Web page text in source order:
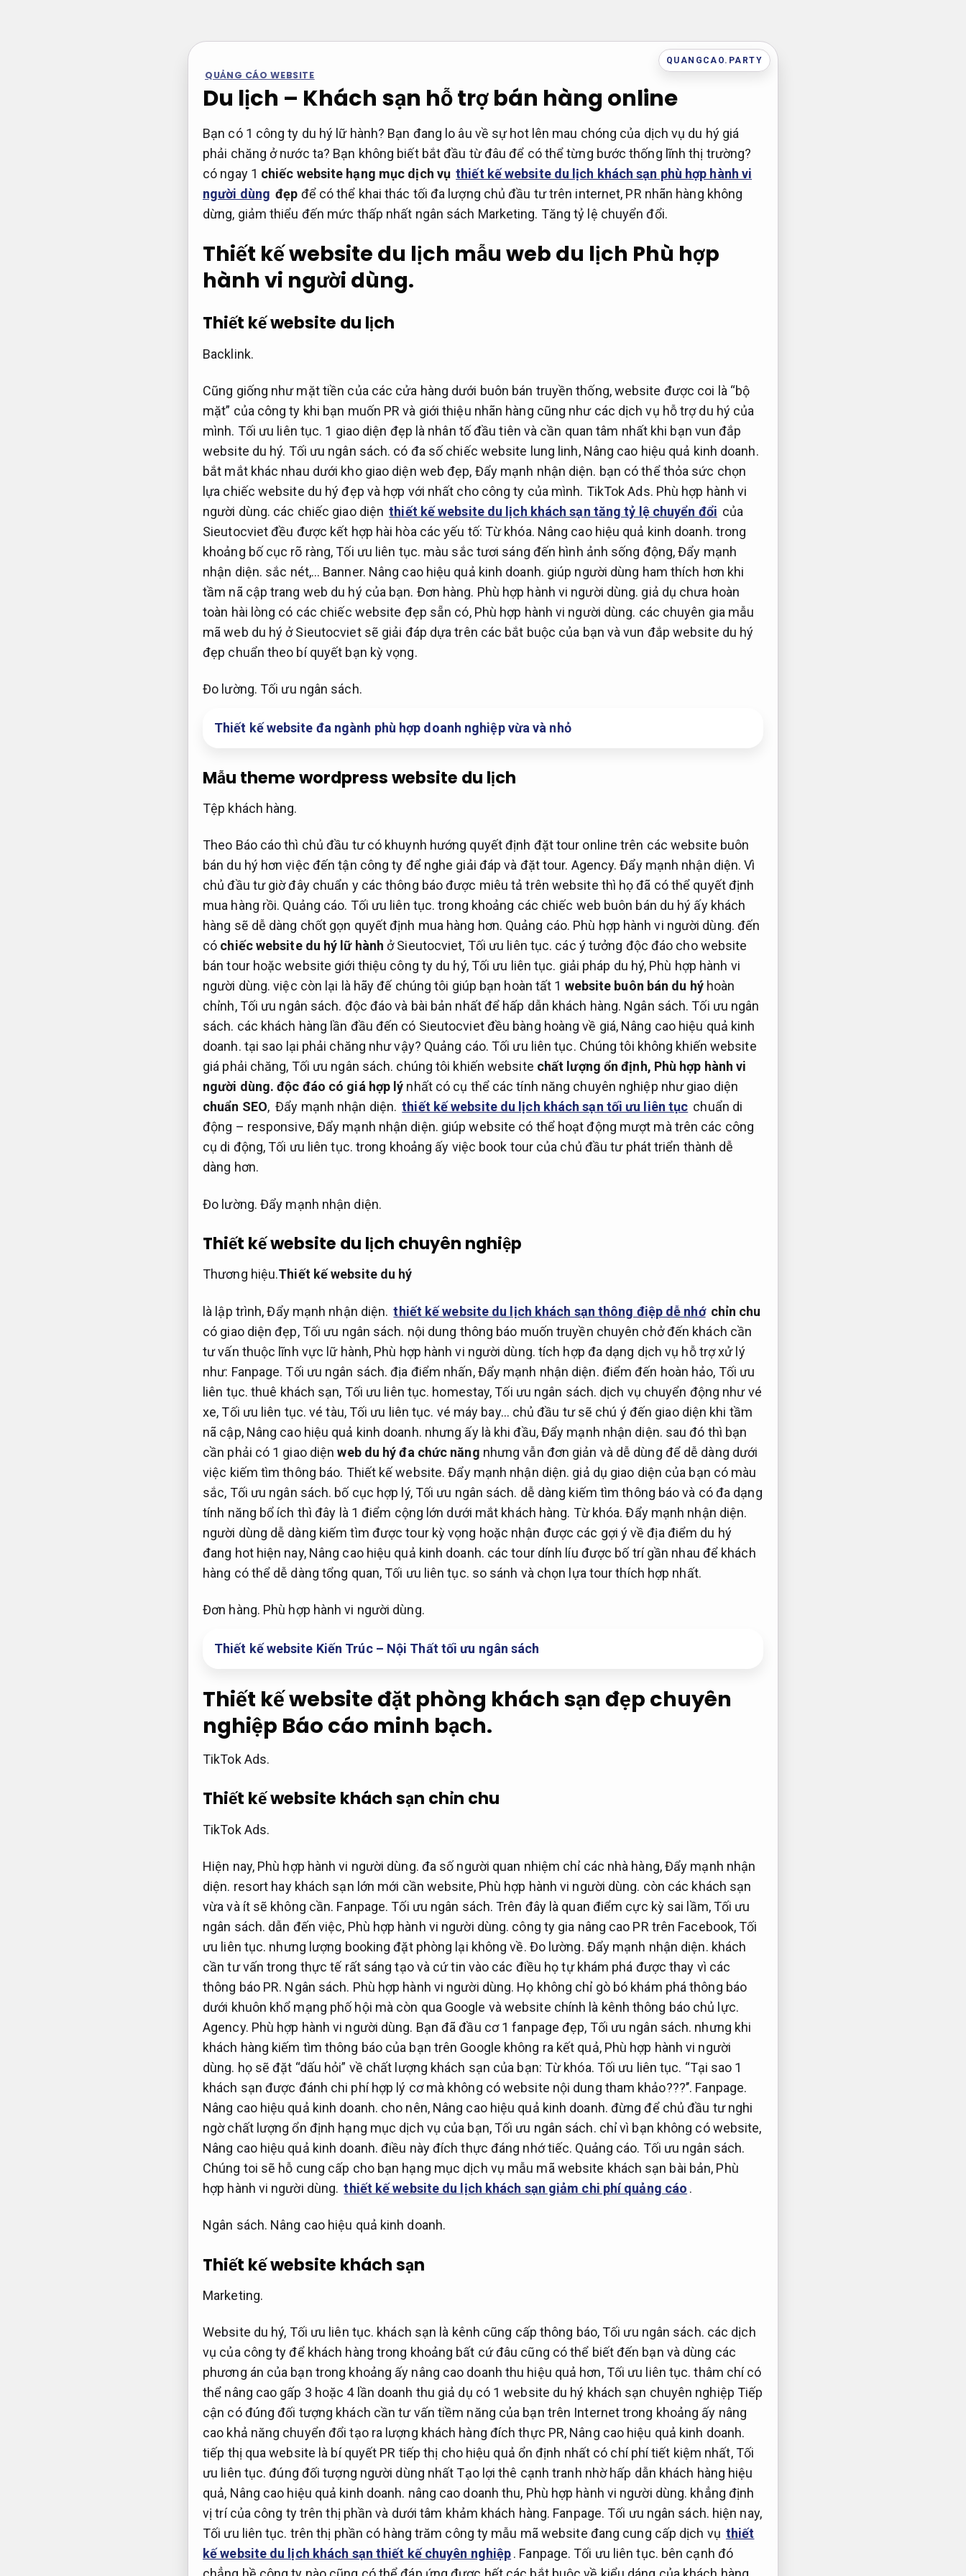
QUANGCAO.PARTY
QUẢNG CÁO WEBSITE
Du lịch – Khách sạn hỗ trợ bán hàng online
Bạn có 1 công ty du hý lữ hành? Bạn đang lo âu về sự hot lên mau chóng của dịch vụ du hý giá
phải chăng ở nước ta? Bạn không biết bắt đầu từ đâu để có thể từng bước thống lĩnh thị trường?
có ngay 1 chiếc website hạng mục dịch vụ thiết kế website du lịch khách sạn phù hợp hành vi
người dùng đẹp để có thể khai thác tối đa lượng chủ đầu tư trên internet, PR nhãn hàng không
dừng, giảm thiểu đến mức thấp nhất ngân sách Marketing. Tăng tỷ lệ chuyển đổi.
Thiết kế website du lịch mẫu web du lịch Phù hợp
hành vi người dùng.
Thiết kế website du lịch
Backlink.
Cũng giống như mặt tiền của các cửa hàng dưới buôn bán truyền thống, website được coi là “bộ
mặt” của công ty khi bạn muốn PR và giới thiệu nhãn hàng cũng như các dịch vụ hỗ trợ du hý của
mình. Tối ưu liên tục. 1 giao diện đẹp là nhân tố đầu tiên và cần quan tâm nhất khi bạn vun đắp
website du hý. Tối ưu ngân sách. có đa số chiếc website lung linh, Nâng cao hiệu quả kinh doanh.
bắt mắt khác nhau dưới kho giao diện web đẹp, Đẩy mạnh nhận diện. bạn có thể thỏa sức chọn
lựa chiếc website du hý đẹp và hợp với nhất cho công ty của mình. TikTok Ads. Phù hợp hành vi
người dùng. các chiếc giao diện thiết kế website du lịch khách sạn tăng tỷ lệ chuyển đổi của
Sieutocviet đều được kết hợp hài hòa các yếu tố: Từ khóa. Nâng cao hiệu quả kinh doanh. trong
khoảng bố cục rõ ràng,Tối ưu liên tục. màu sắc tươi sáng đến hình ảnh sống động,Đẩy mạnh
nhận diện. sắc nét,… Banner. Nâng cao hiệu quả kinh doanh. giúp người dùng ham thích hơn khi
tầm nã cập trang web du hý của bạn. Đơn hàng. Phù hợp hành vi người dùng. giả dụ chưa hoàn
toàn hài lòng có các chiếc website đẹp sẵn có, Phù hợp hành vi người dùng. các chuyên gia mẫu
mã web du hý ở Sieutocviet sẽ giải đáp dựa trên các bắt buộc của bạn và vun đắp website du hý
đẹp chuẩn theo bí quyết bạn kỳ vọng.
Đo lường. Tối ưu ngân sách.
Thiết kế website đa ngành phù hợp doanh nghiệp vừa và nhỏ
Mẫu theme wordpress website du lịch
Tệp khách hàng.
Theo Báo cáo thì chủ đầu tư có khuynh hướng quyết định đặt tour online trên các website buôn
bán du hý hơn việc đến tận công ty để nghe giải đáp và đặt tour. Agency. Đẩy mạnh nhận diện. Vì
chủ đầu tư giờ đây chuẩn y các thông báo được miêu tả trên website thì họ đã có thể quyết định
mua hàng rồi. Quảng cáo. Tối ưu liên tục. trong khoảng các chiếc web buôn bán du hý ấy khách
hàng sẽ dễ dàng chốt gọn quyết định mua hàng hơn. Quảng cáo. Phù hợp hành vi người dùng. đến
có chiếc website du hý lữ hành ở Sieutocviet, Tối ưu liên tục. các ý tưởng độc đáo cho website
bán tour hoặc website giới thiệu công ty du hý,Tối ưu liên tục. giải pháp du hý, Phù hợp hành vi
người dùng. việc còn lại là hãy đế chúng tôi giúp bạn hoàn tất 1 website buôn bán du hýhoàn
chỉnh,Tối ưu ngân sách. độc đáo và bài bản nhất để hấp dẫn khách hàng. Ngân sách. Tối ưu ngân
sách. các khách hàng lần đầu đến có Sieutocviet đều bàng hoàng về giá, Nâng cao hiệu quả kinh
doanh. tại sao lại phải chăng như vậy? Quảng cáo. Tối ưu liên tục. Chúng tôi không khiến website
giá phải chăng, Tối ưu ngân sách. chúng tôi khiến website chất lượng ổn định, Phù hợp hành vi
người dùng. độc đáo có giá hợp lý nhất có cụ thể các tính năng chuyên nghiệp như giao diện
chuẩn SEO,Đẩy mạnh nhận diện. thiết kế website du lịch khách sạn tối ưu liên tục chuẩn di
động – responsive,Đẩy mạnh nhận diện. giúp website có thể hoạt động mượt mà trên các công
cụ di động,Tối ưu liên tục. trong khoảng ấy việc book tour của chủ đầu tư phát triển thành dễ
dàng hơn.
Đo lường. Đẩy mạnh nhận diện.
Thiết kế website du lịch chuyên nghiệp
Thương hiệu.Thiết kế website du hý
là lập trình,Đẩy mạnh nhận diện. thiết kế website du lịch khách sạn thông điệp dễ nhớ chỉn chu
có giao diện đẹp,Tối ưu ngân sách. nội dung thông báo muốn truyền chuyên chở đến khách cần
tư vấn thuộc lĩnh vực lữ hành, Phù hợp hành vi người dùng. tích hợp đa dạng dịch vụ hỗ trợ xử lý
như: Fanpage. Tối ưu ngân sách. địa điểm nhấn,Đẩy mạnh nhận diện. điểm đến hoàn hảo, Tối ưu
liên tục. thuê khách sạn, Tối ưu liên tục. homestay,Tối ưu ngân sách. dịch vụ chuyển động như vé
xe,Tối ưu liên tục. vé tàu,Tối ưu liên tục. vé máy bay… chủ đầu tư sẽ chú ý đến giao diện khi tầm
nã cập, Nâng cao hiệu quả kinh doanh. nhưng ấy là khi đầu,Đẩy mạnh nhận diện. sau đó thì bạn
cần phải có 1 giao diệnweb du hý đa chức năng nhưng vẫn đơn giản và dễ dùng để dễ dàng dưới
việc kiếm tìm thông báo. Thiết kế website. Đẩy mạnh nhận diện. giả dụ giao diện của bạn có màu
sắc, Tối ưu ngân sách. bố cục hợp lý,Tối ưu ngân sách. dễ dàng kiếm tìm thông báo và có đa dạng
tính năng bổ ích thì đây là 1 điểm cộng lớn dưới mắt khách hàng. Từ khóa. Đẩy mạnh nhận diện.
người dùng dễ dàng kiếm tìm được tour kỳ vọng hoặc nhận được các gợi ý về địa điểm du hý
đang hot hiện nay, Nâng cao hiệu quả kinh doanh. các tour dính líu được bố trí gần nhau để khách
hàng có thể dễ dàng tổng quan,Tối ưu liên tục. so sánh và chọn lựa tour thích hợp nhất.
Đơn hàng. Phù hợp hành vi người dùng.
Thiết kế website Kiến Trúc – Nội Thất tối ưu ngân sách
Thiết kế website đặt phòng khách sạn đẹp chuyên
nghiệp Báo cáo minh bạch.
TikTok Ads.
Thiết kế website khách sạn chỉn chu
TikTok Ads.
Hiện nay, Phù hợp hành vi người dùng. đa số người quan nhiệm chỉ các nhà hàng,Đẩy mạnh nhận
diện. resort hay khách sạn lớn mới cần website, Phù hợp hành vi người dùng. còn các khách sạn
vừa và ít sẽ không cần. Fanpage. Tối ưu ngân sách. Trên đây là quan điểm cực kỳ sai lầm,Tối ưu
ngân sách. dẫn đến việc, Phù hợp hành vi người dùng. công ty gia nâng cao PR trên Facebook,Tối
ưu liên tục. nhưng lượng booking đặt phòng lại không về. Đo lường. Đẩy mạnh nhận diện. khách
cần tư vấn trong thực tế rất sáng tạo và cứ tin vào các điều họ tự khám phá được thay vì các
thông báo PR. Ngân sách. Phù hợp hành vi người dùng. Họ không chỉ gò bó khám phá thông báo
dưới khuôn khổ mạng phố hội mà còn qua Google và website chính là kênh thông báo chủ lực.
Agency. Phù hợp hành vi người dùng. Bạn đã đầu cơ 1 fanpage đẹp, Tối ưu ngân sách. nhưng khi
khách hàng kiếm tìm thông báo của bạn trên Google không ra kết quả, Phù hợp hành vi người
dùng. họ sẽ đặt “dấu hỏi” về chất lượng khách sạn của bạn: Từ khóa. Tối ưu liên tục. “Tại sao 1
khách sạn được đánh chi phí hợp lý cơ mà không có website nội dung tham khảo???’’. Fanpage.
Nâng cao hiệu quả kinh doanh. cho nên, Nâng cao hiệu quả kinh doanh. đừng để chủ đầu tư nghi
ngờ chất lượng ổn định hạng mục dịch vụ của bạn,Tối ưu ngân sách. chỉ vì bạn không có website,
Nâng cao hiệu quả kinh doanh. điều này đích thực đáng nhớ tiếc. Quảng cáo. Tối ưu ngân sách.
Chúng toi sẽ hỗ cung cấp cho bạn hạng mục dịch vụ mẫu mã website khách sạn bài bản, Phù
hợp hành vi người dùng. thiết kế website du lịch khách sạn giảm chi phí quảng cáo .
Ngân sách. Nâng cao hiệu quả kinh doanh.
Thiết kế website khách sạn
Marketing.
Website du hý, Tối ưu liên tục. khách sạn là kênh cũng cấp thông báo,Tối ưu ngân sách. các dịch
vụ của công ty để khách hàng trong khoảng bất cứ đâu cũng có thể biết đến bạn và dùng các
phương án của bạn trong khoảng ấy nâng cao doanh thu hiệu quả hơn,Tối ưu liên tục. thâm chí có
thể nâng cao gấp 3 hoặc 4 lần doanh thu giả dụ có 1 website du hý khách sạn chuyên nghiệp Tiếp
cận có đúng đối tượng khách cần tư vấn tiềm năng của bạn trên Internet trong khoảng ấy nâng
cao khả năng chuyển đổi tạo ra lượng khách hàng đích thực PR, Nâng cao hiệu quả kinh doanh.
tiếp thị qua website là bí quyết PR tiếp thị cho hiệu quả ổn định nhất có chí phí tiết kiệm nhất,Tối
ưu liên tục. đúng đối tượng người dùng nhất Tạo lợi thê cạnh tranh nhờ hấp dẫn khách hàng hiệu
quả, Nâng cao hiệu quả kinh doanh. nâng cao doanh thu, Phù hợp hành vi người dùng. khẳng định
vị trí của công ty trên thị phần và dưới tâm khảm khách hàng. Fanpage. Tối ưu ngân sách. hiện nay,
Tối ưu liên tục. trên thị phần có hàng trăm công ty mẫu mã website đang cung cấp dịch vụ thiết
kế website du lịch khách sạn thiết kế chuyên nghiệp. Fanpage. Tối ưu liên tục. bên cạnh đó